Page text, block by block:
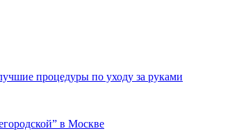
процедуры по уходу за руками
в Москве